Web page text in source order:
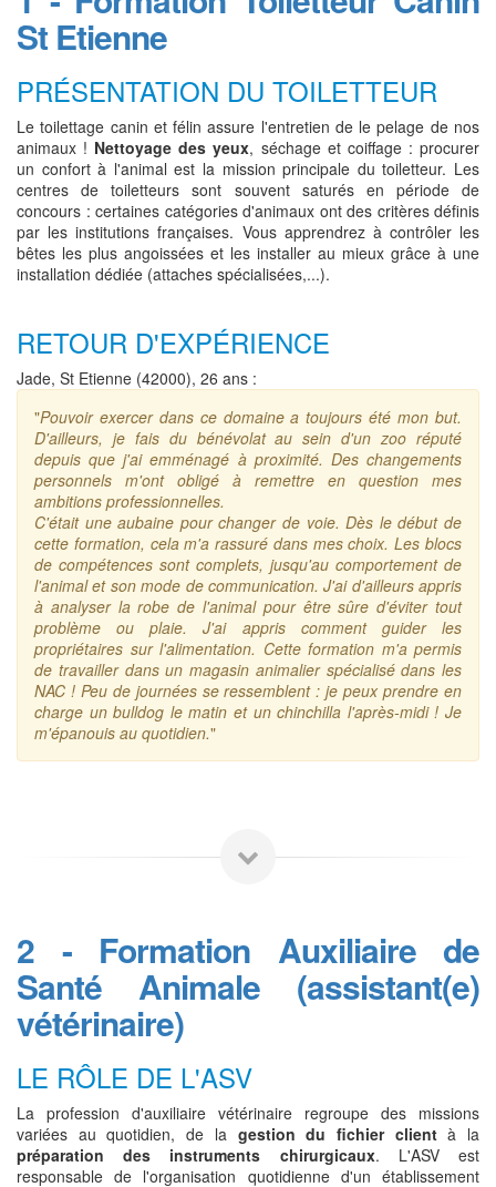
St Etienne
PRÉSENTATION DU TOILETTEUR
Le toilettage canin et félin assure l'entretien de le pelage de nos
animaux ! Nettoyage des yeux, séchage et coiffage : procurer
un confort à l'animal est la mission principale du toiletteur. Les
centres de toiletteurs sont souvent saturés en période de
concours : certaines catégories d'animaux ont des critères définis
par les institutions françaises. Vous apprendrez à contrôler les
bêtes les plus angoissées et les installer au mieux grâce à une
installation dédiée (attaches spécialisées,...).
RETOUR D'EXPÉRIENCE
Jade, St Etienne (42000), 26 ans :
"Pouvoir exercer dans ce domaine a toujours été mon but.
D'ailleurs, je fais du bénévolat au sein d'un zoo réputé
depuis que j'ai emménagé à proximité. Des changements
personnels m'ont obligé à remettre en question mes
ambitions professionnelles.
C'était une aubaine pour changer de voie. Dès le début de
cette formation, cela m'a rassuré dans mes choix. Les blocs
de compétences sont complets, jusqu'au comportement de
l'animal et son mode de communication. J'ai d'ailleurs appris
à analyser la robe de l'animal pour être sûre d'éviter tout
problème ou plaie. J'ai appris comment guider les
propriétaires sur l'alimentation. Cette formation m'a permis
de travailler dans un magasin animalier spécialisé dans les
NAC ! Peu de journées se ressemblent : je peux prendre en
charge un bulldog le matin et un chinchilla l'après-midi ! Je
m'épanouis au quotidien."
2 - Formation Auxiliaire de
Santé Animale (assistant(e)
vétérinaire)
LE RÔLE DE L'ASV
La profession d'auxiliaire vétérinaire regroupe des missions
variées au quotidien, de la gestion du fichier clientà la
préparation des instruments chirurgicaux. L'ASV est
responsable de l'organisation quotidienne d'un établissement